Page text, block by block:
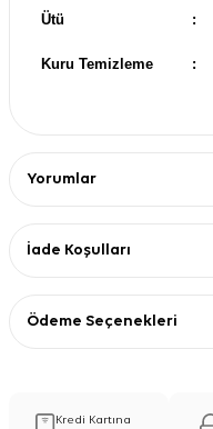
Ütü :
Kuru Temizleme :
Yorumlar
İade Koşulları
Ödeme Seçenekleri
Kredi Kartına